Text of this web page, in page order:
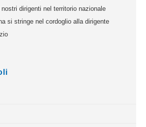
dirigenti nel territorio nazionale
si stringe nel cordoglio alla dirigente